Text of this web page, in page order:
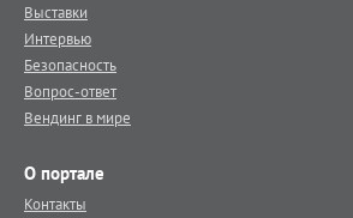
Выставки
Интервью
Безопасность
Вопрос-ответ
Вендинг в мире
О портале
Контакты